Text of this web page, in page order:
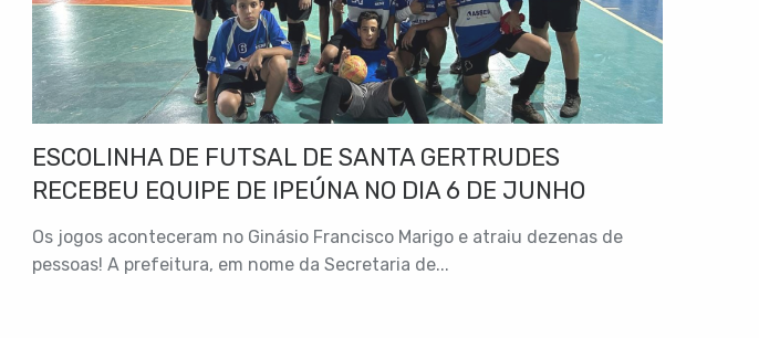
ESCOLINHA DE FUTSAL DE SANTA GERTRUDES
RECEBEU EQUIPE DE IPEÚNA NO DIA 6 DE JUNHO
Os jogos aconteceram no Ginásio Francisco Marigo e atraiu dezenas de
pessoas! A prefeitura, em nome da Secretaria de...